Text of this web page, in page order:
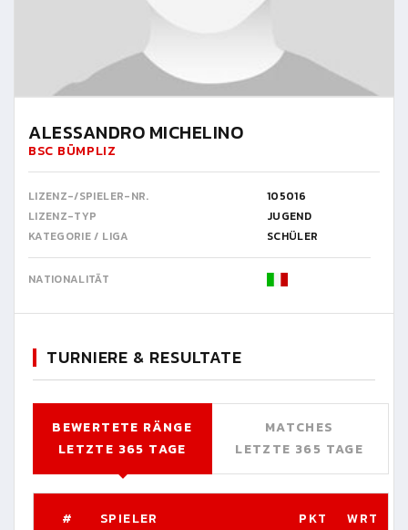
ALESSANDRO MICHELINO
BSC BÜMPLIZ
LIZENZ-/SPIELER-NR.
105016
LIZENZ-TYP
JUGEND
KATEGORIE / LIGA
SCHÜLER
NATIONALITÄT
TURNIERE & RESULTATE
BEWERTETE RÄNGE
LETZTE 365 TAGE
MATCHES
LETZTE 365 TAGE
# SPIELER PKT WRT